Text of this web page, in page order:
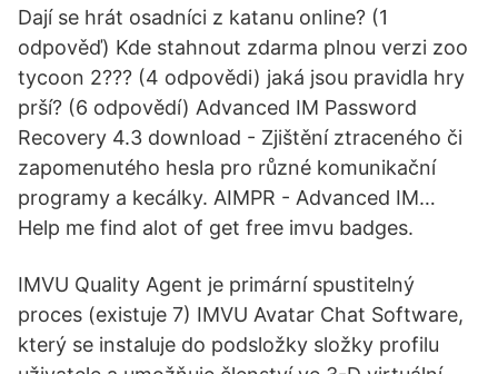
Dají se hrát osadníci z katanu online? (1
odpověď) Kde stahnout zdarma plnou verzi zoo
tycoon 2??? (4 odpovědi) jaká jsou pravidla hry
prší? (6 odpovědí) Advanced IM Password
Recovery 4.3 download - Zjištění ztraceného či
zapomenutého hesla pro různé komunikační
programy a kecálky. AIMPR - Advanced IM…
Help me find alot of get free imvu badges.
IMVU Quality Agent je primární spustitelný
proces (existuje 7) IMVU Avatar Chat Software,
který se instaluje do podsložky složky profilu